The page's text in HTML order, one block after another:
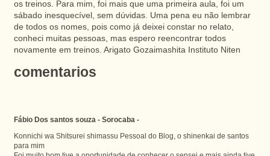
os treinos. Para mim, foi mais que uma primeira aula, foi um
sábado inesquecível, sem dúvidas. Uma pena eu não lembrar
de todos os nomes, pois como já deixei constar no relato,
conheci muitas pessoas, mas espero reencontrar todos
novamente em treinos. Arigato Gozaimashita Instituto Niten
comentarios
Fábio Dos santos souza - Sorocaba -
Konnichi wa Shitsurei shimassu Pessoal do Blog, o shinenkai de santos
para mim